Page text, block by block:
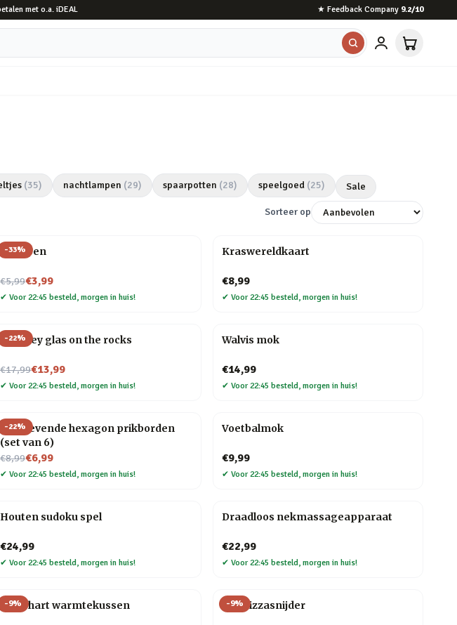
met o.a. iDEAL ★ Feedback Company 9.2/10
(35) nachtlampen (29) spaarpotten (28) speelgoed (25) Sale
Sorteer op
-33%
Veer pen
€5,99
Nu voor€3,99
✔ Voor 22:45 besteld, morgen in huis!
Kraswereldkaart
€8,99
✔ Voor 22:45 besteld, morgen in huis!
-22%
Whiskey glas on the rocks
€17,99
Nu voor€13,99
✔ Voor 22:45 besteld, morgen in huis!
Walvis mok
€14,99
✔ Voor 22:45 besteld, morgen in huis!
-22%
Zelfklevende hexagon prikborden
(set van 6)
€8,99
Nu voor€6,99
✔ Voor 22:45 besteld, morgen in huis!
Voetbalmok
€9,99
✔ Voor 22:45 besteld, morgen in huis!
Houten sudoku spel
€24,99
✔ Voor 22:45 besteld, morgen in huis!
Draadloos nekmassageapparaat
€22,99
✔ Voor 22:45 besteld, morgen in huis!
-9%
Rood hart warmtekussen -9%
Kat Pizzasnijder